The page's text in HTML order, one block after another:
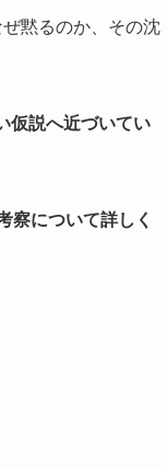
黙るのか、その沈
仮説へ近づいてい
察について詳しく